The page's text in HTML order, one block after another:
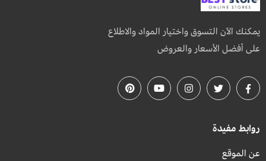
يمكنك الآن التسوق واختيار المواد والاطلاع
على أفضل الأسعار والعروض
روابط مفيدة
عن الموقع